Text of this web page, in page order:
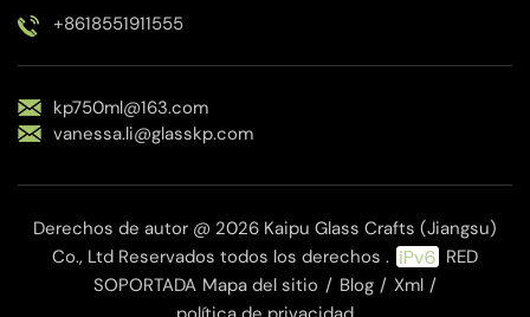
+8618551911555
kp750ml@163.com
vanessa.li@glasskp.com
Derechos de autor @ 2026 Kaipu Glass Crafts (Jiangsu)
Co., Ltd Reservados todos los derechos .
RED
SOPORTADA Mapa del sitio / Blog / Xml /